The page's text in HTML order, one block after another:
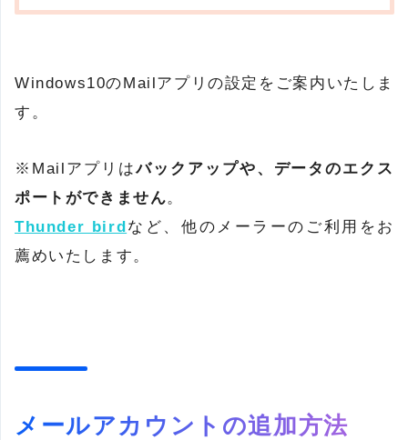
Windows10のMailアプリの設定をご案内いたしま
す。
※Mailアプリはバックアップや、データのエクス
ポートができません。
Thunder birdなど、他のメーラーのご利用をお
薦めいたします。
メールアカウントの追加方法